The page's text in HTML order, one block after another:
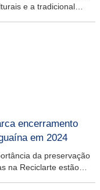
e a tradicional
encerramento
em 2024
da preservação
na Reciclarte estão